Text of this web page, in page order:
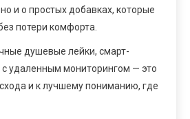
и о простых добавках, которые
потери комфорта.
душевые лейки, смарт-
с удаленным мониторингом — это
и к лучшему пониманию, где